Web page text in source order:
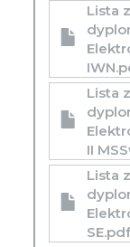
Lista
Lista
II
Lista